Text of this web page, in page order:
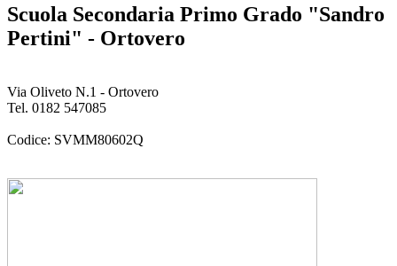
Scuola Secondaria Primo Grado "Sandro
Pertini" - Ortovero
Via Oliveto N.1 - Ortovero
Tel. 0182 547085
Codice: SVMM80602Q